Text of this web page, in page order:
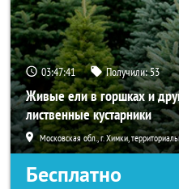
03:47:40 Получили:53
Живые ели в горшках и
лиственные кустарники
Московская обл., г. Химки,
Бесплатно